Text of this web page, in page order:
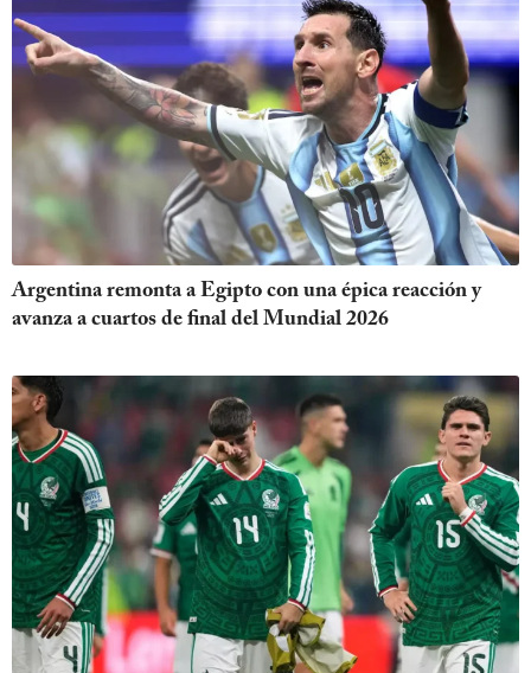
Argentina remonta a Egipto con una épica reacción y
avanza a cuartos de final del Mundial 2026